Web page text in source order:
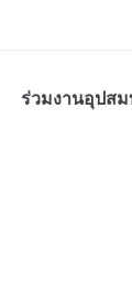
ร่วมงานอุปส